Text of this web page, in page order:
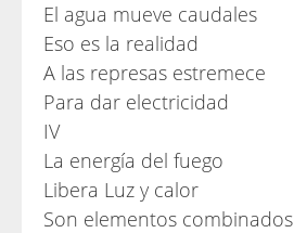
El agua mueve caudales
Eso es la realidad
A las represas estremece
Para dar electricidad
IV
La energía del fuego
Libera Luz y calor
Son elementos combinados